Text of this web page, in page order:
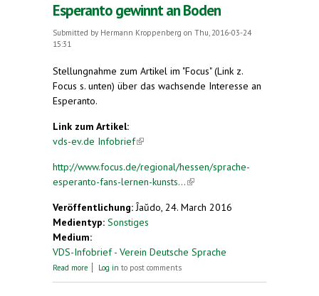
Esperanto gewinnt an Boden
Submitted by Hermann Kroppenberg on Thu, 2016-03-24
15:31
Stellungnahme zum Artikel im "Focus" (Link z.
Focus s. unten) über das wachsende Interesse an
Esperanto.
Link zum Artikel:
vds-ev.de Infobrief(link is external)
http://www.focus.de/regional/hessen/sprache-
esperanto-fans-lernen-kunsts...(link is external)
Veröffentlichung:Ĵaŭdo, 24. March 2016
Medientyp: Sonstiges
Medium:
VDS-Infobrief - Verein Deutsche Sprache
Read more about Esperanto gewinnt an Boden
Log in to post comments